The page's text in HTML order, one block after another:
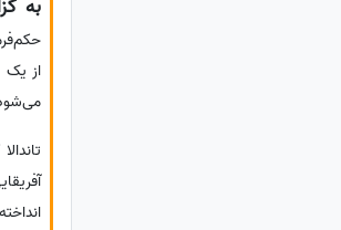
به
از یک